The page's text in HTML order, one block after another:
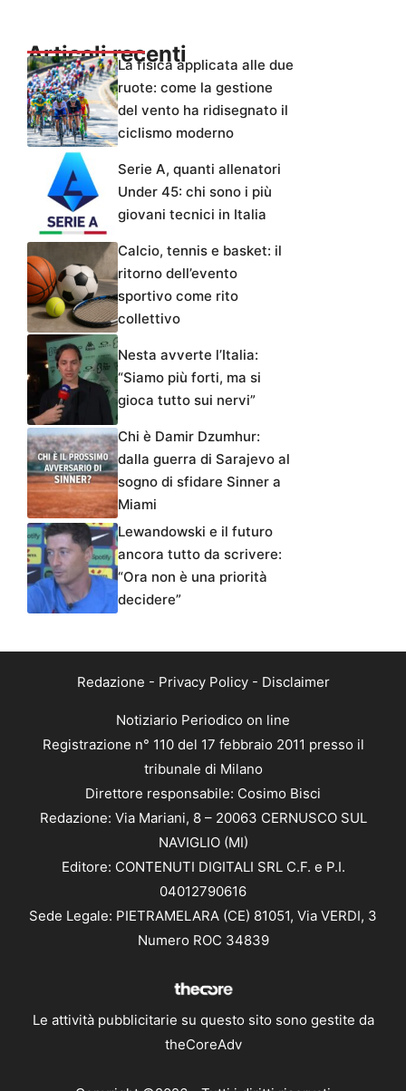
Articoli recentiLa fisica applicata alle due
ruote: come la gestione
del vento ha ridisegnato il
ciclismo moderno
Serie A, quanti allenatori
Under 45: chi sono i più
giovani tecnici in Italia
Calcio, tennis e basket: il
ritorno dell’evento
sportivo come rito
collettivo
Nesta avverte l’Italia:
“Siamo più forti, ma si
gioca tutto sui nervi”
Chi è Damir Dzumhur:
dalla guerra di Sarajevo al
sogno di sfidare Sinner a
Miami
Lewandowski e il futuro
ancora tutto da scrivere:
“Ora non è una priorità
decidere”
Redazione - Privacy Policy- Disclaimer
Notiziario Periodico on line
Registrazione n° 110 del 17 febbraio 2011 presso il
tribunale di Milano
Direttore responsabile: Cosimo Bisci
Redazione: Via Mariani, 8 – 20063 CERNUSCO SUL
NAVIGLIO (MI)
Editore: CONTENUTI DIGITALI SRL C.F. e P.I.
04012790616
Sede Legale: PIETRAMELARA (CE) 81051, Via VERDI, 3
Numero ROC 34839
Le attività pubblicitarie su questo sito sono gestite da
theCoreAdv